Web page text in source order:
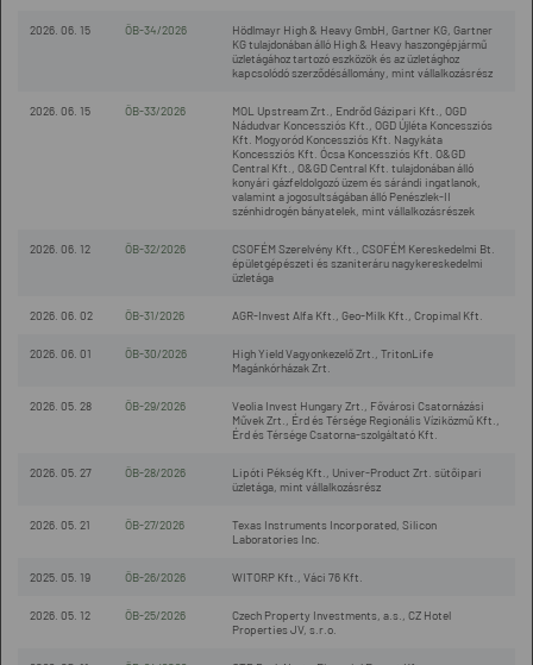
2026. 06. 15 ÖB-34/2026
Hödlmayr High & Heavy GmbH, Gartner KG, Gartner
KG tulajdonában álló High & Heavy haszongépjármű
üzletágához tartozó eszközök és az üzletághoz
kapcsolódó szerződésállomány, mint vállalkozásrész
2026. 06. 15 ÖB-33/2026
MOL Upstream Zrt., Endrőd Gázipari Kft., OGD
Nádudvar Koncessziós Kft., OGD Újléta Koncessziós
Kft. Mogyoród Koncessziós Kft. Nagykáta
Koncessziós Kft. Ócsa Koncessziós Kft. O&GD
Central Kft., O&GD Central Kft. tulajdonában álló
konyári gázfeldolgozó üzem és sárándi ingatlanok,
valamint a jogosultságában álló Penészlek-II
szénhidrogén bányatelek, mint vállalkozásrészek
2026. 06. 12 ÖB-32/2026
CSOFÉM Szerelvény Kft., CSOFÉM Kereskedelmi Bt.
épületgépészeti és szaniteráru nagykereskedelmi
üzletága
2026. 06. 02 ÖB-31/2026 AGR-Invest Alfa Kft., Geo-Milk Kft., Cropimal Kft.
2026. 06. 01 ÖB-30/2026
High Yield Vagyonkezelő Zrt., TritonLife
Magánkórházak Zrt.
2026. 05. 28 ÖB-29/2026
Veolia Invest Hungary Zrt., Fővárosi Csatornázási
Művek Zrt., Érd és Térsége Regionális Víziközmű Kft.,
Érd és Térsége Csatorna-szolgáltató Kft.
2026. 05. 27 ÖB-28/2026
Lipóti Pékség Kft., Univer-Product Zrt. sütőipari
üzletága, mint vállalkozásrész
2026. 05. 21 ÖB-27/2026
Texas Instruments Incorporated, Silicon
Laboratories Inc.
2025. 05. 19 ÖB-26/2026 WITORP Kft., Váci 76 Kft.
2026. 05. 12 ÖB-25/2026
Czech Property Investments, a.s., CZ Hotel
Properties JV, s.r.o.